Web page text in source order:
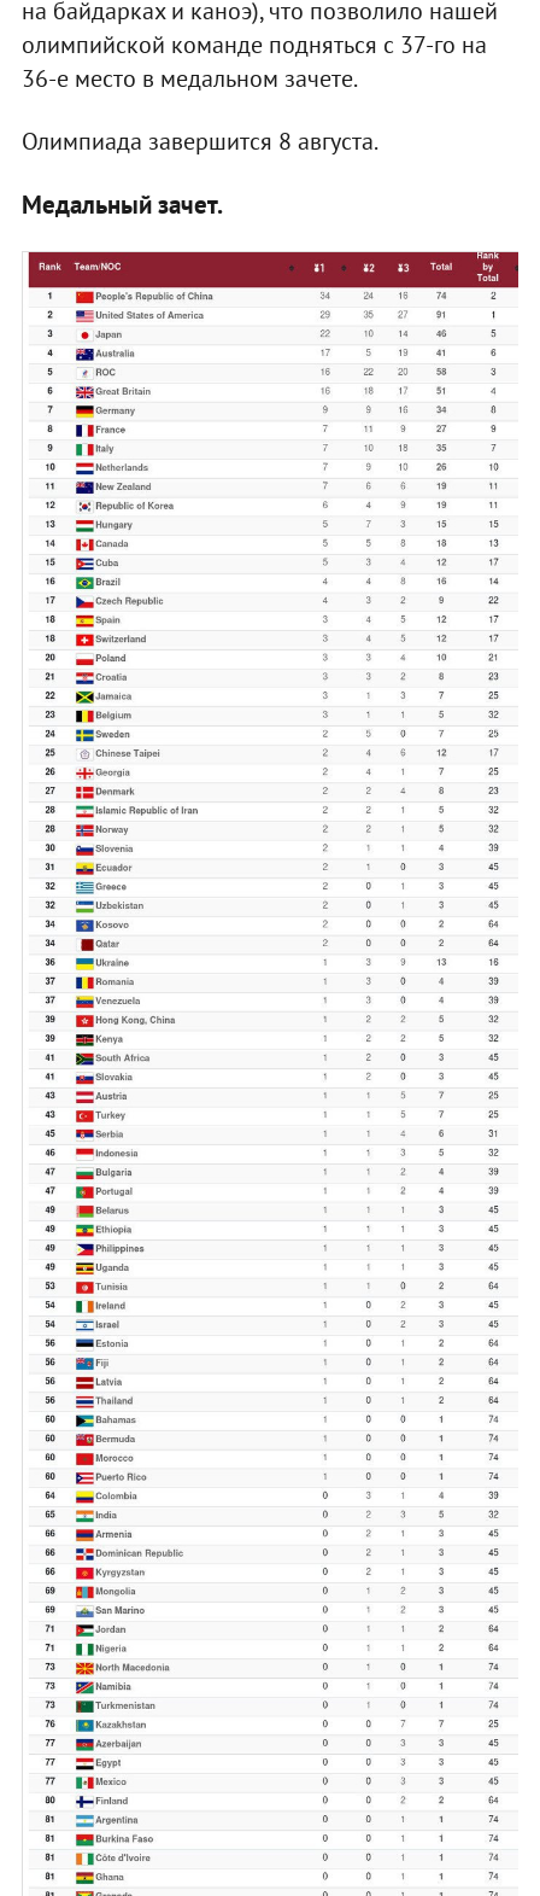
на байдарках и каноэ), что позволило нашей
олимпийской команде подняться с 37-го на
36-е место в медальном зачете.
Олимпиада завершится 8 августа.
Медальный зачет.